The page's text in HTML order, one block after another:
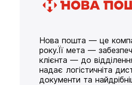
Нова пошта — це
року.Її мета —
клієнта — до
надає логістичніта
документи та